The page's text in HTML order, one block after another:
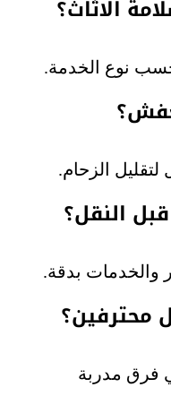
الاثاث؟
نوع الخدمة.
لتقليل الزحام.
النقل؟
والخدمات بدقة.
محترفين؟
فرق مدربة